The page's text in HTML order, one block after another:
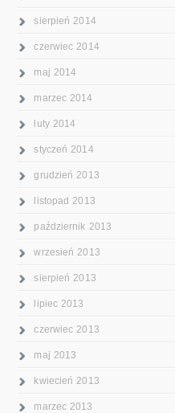
sierpień 2014
czerwiec 2014
maj 2014
marzec 2014
luty 2014
styczeń 2014
grudzień 2013
listopad 2013
październik 2013
wrzesień 2013
sierpień 2013
lipiec 2013
czerwiec 2013
maj 2013
kwiecień 2013
marzec 2013